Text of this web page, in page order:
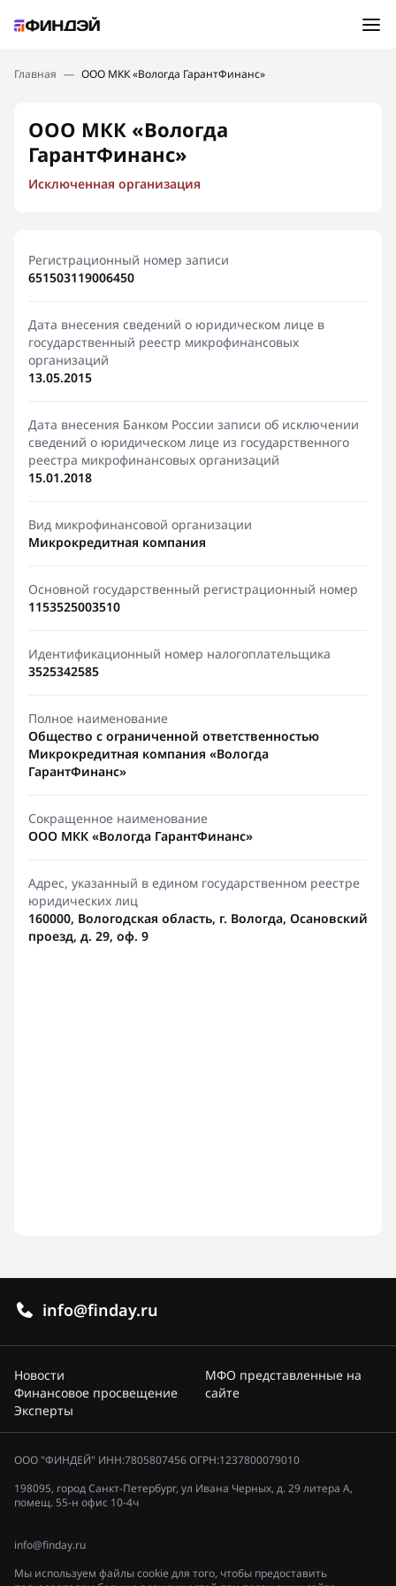
Подбор займа
Новости
Финансовое просвещение
Главная — ООО МКК «Вологда ГарантФинанс»
ООО МКК «Вологда
ГарантФинанс»
Исключенная организация
Регистрационный номер записи
651503119006450
Дата внесения сведений о юридическом лице в
государственный реестр микрофинансовых
организаций
13.05.2015
Дата внесения Банком России записи об исключении
сведений о юридическом лице из государственного
реестра микрофинансовых организаций
15.01.2018
Вид микрофинансовой организации
Микрокредитная компания
Основной государственный регистрационный номер
1153525003510
Идентификационный номер налогоплательщика
3525342585
Полное наименование
Общество с ограниченной ответственностью
Микрокредитная компания «Вологда
ГарантФинанс»
Сокращенное наименование
ООО МКК «Вологда ГарантФинанс»
Адрес, указанный в едином государственном реестре
юридических лиц
160000, Вологодская область, г. Вологда, Осановский
проезд, д. 29, оф. 9
info@finday.ru
Новости
Финансовое просвещение
Эксперты
МФО представленные на
сайте
ООО "ФИНДЕЙ" ИНН:7805807456 ОГРН:1237800079010
198095, город Санкт-Петербург, ул Ивана Черных, д. 29 литера А,
помещ. 55-н офис 10-4ч
info@finday.ru
Мы используем файлы cookie для того, чтобы предоставить
Ошибка:Контактная форма не найдена.
Спасибо, что написали нам
Мы свяжемся с Вами в ближайшее время и сообщим
результат
Отправить новый запрос